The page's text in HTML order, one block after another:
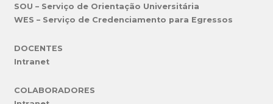
SOU – Serviço de Orientação Universitária
WES – Serviço de Credenciamento para Egressos
DOCENTES
Intranet
COLABORADORES